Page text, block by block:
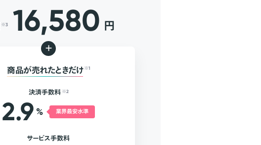
※3 16,580 円
+
商品が売れたときだけ ※1
決済手数料 ※2
2.9 % 業界最安水準
サービス手数料